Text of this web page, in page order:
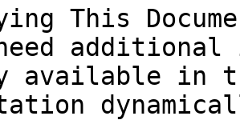
This
available in